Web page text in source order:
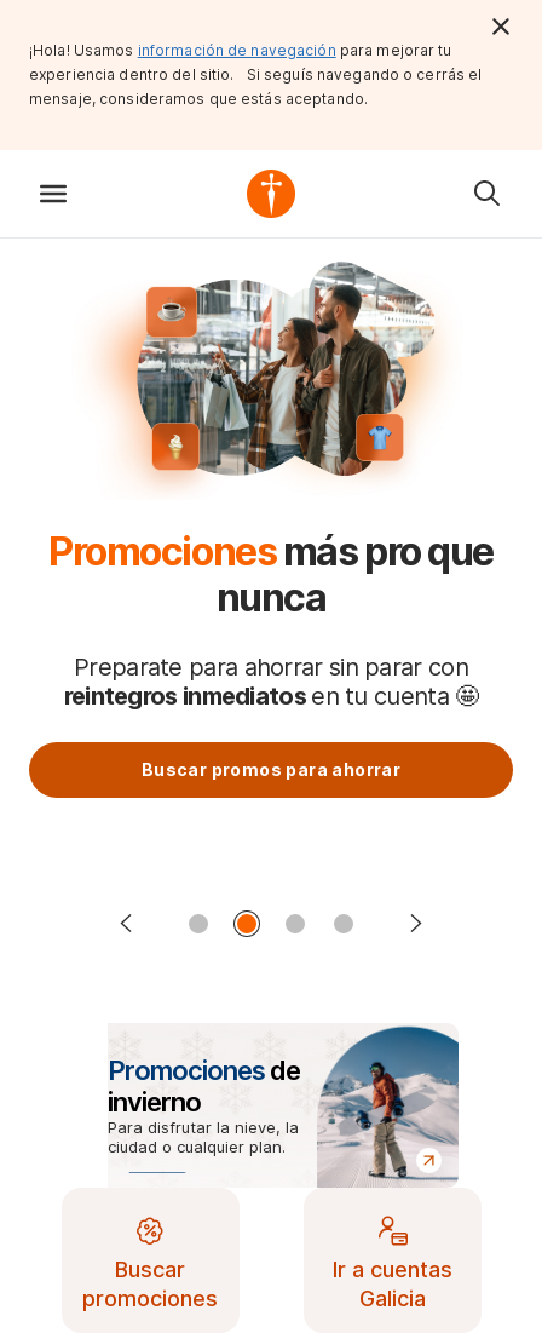
¡Hola! Usamos información de navegación para mejorar tu
experiencia dentro del sitio. Si seguís navegando o cerrás el
mensaje, consideramos que estás aceptando.
Promocionesmás pro que
nunca
Preparate para ahorrar sin parar con
reintegros inmediatos en tu cuenta 🤩
Buscar promos para ahorrar
Promocionesde
invierno
Para disfrutar la nieve, la
ciudad o cualquier plan.
Buscar
promociones
Ir a cuentas
Galicia